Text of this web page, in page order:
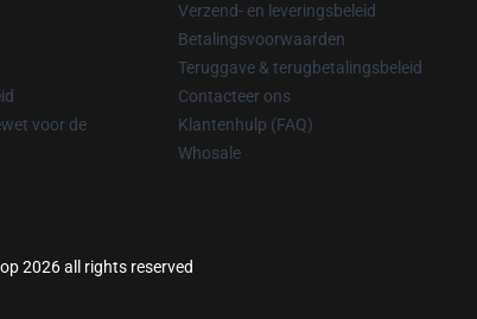
voor de
Verzend- en leveringsbeleid
Betalingsvoorwaarden
Teruggave & terugbetalingsbeleid
Contacteer ons
Klantenhulp (FAQ)
Whosale
2026 all rights reserved